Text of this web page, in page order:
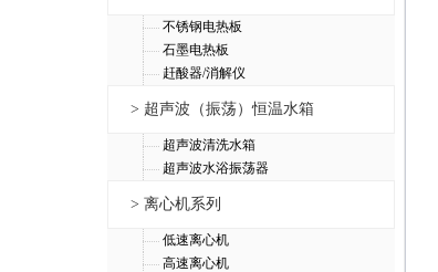
不锈钢电热板
石墨电热板
赶酸器/消解仪
> 超声波（振荡）恒温水箱
超声波清洗水箱
超声波水浴振荡器
> 离心机系列
低速离心机
高速离心机